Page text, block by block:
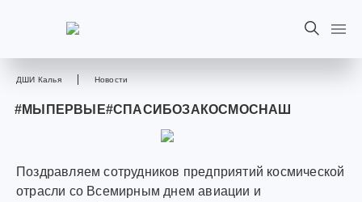
ДШИ Калья Новости
#МЫПЕРВЫЕ#СПАСИБОЗАКОСМОСНАШ
Поздравляем сотрудников предприятий космической
отрасли со Всемирным днем авиации и